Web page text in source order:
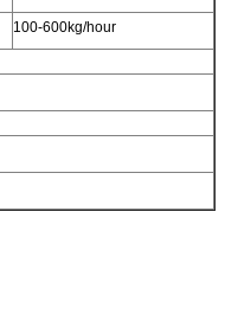
100-600kg/hour